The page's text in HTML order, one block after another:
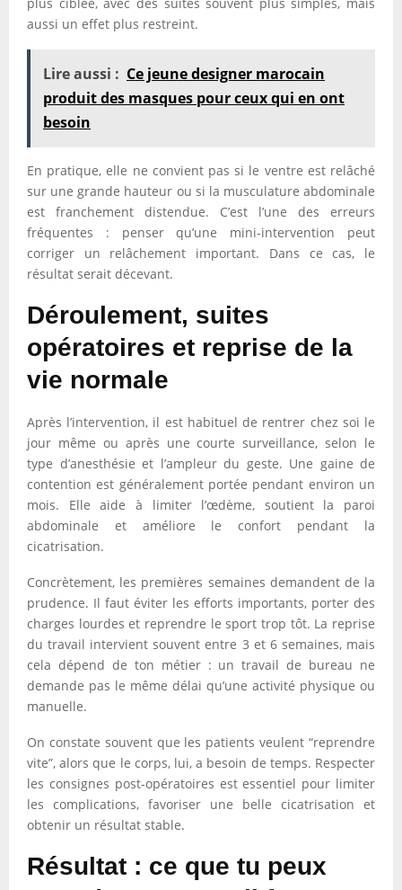
aussi un effet plus restreint.
Lire aussi : Ce jeune designer marocain
produit des masques pour ceux qui en ont
besoin
En pratique, elle ne convient pas si le ventre est relâché
sur une grande hauteur ou si la musculature abdominale
est franchement distendue. C’est l’une des erreurs
fréquentes : penser qu’une mini-intervention peut
corriger un relâchement important. Dans ce cas, le
résultat serait décevant.
Déroulement, suites
opératoires et reprise de la
vie normale
Après l’intervention, il est habituel de rentrer chez soi le
jour même ou après une courte surveillance, selon le
type d’anesthésie et l’ampleur du geste. Une gaine de
contention est généralement portée pendant environ un
mois. Elle aide à limiter l’œdème, soutient la paroi
abdominale et améliore le confort pendant la
cicatrisation.
Concrètement, les premières semaines demandent de la
prudence. Il faut éviter les efforts importants, porter des
charges lourdes et reprendre le sport trop tôt. La reprise
du travail intervient souvent entre 3 et 6 semaines, mais
cela dépend de ton métier : un travail de bureau ne
demande pas le même délai qu’une activité physique ou
manuelle.
On constate souvent que les patients veulent “reprendre
vite”, alors que le corps, lui, a besoin de temps. Respecter
les consignes post-opératoires est essentiel pour limiter
les complications, favoriser une belle cicatrisation et
obtenir un résultat stable.
Résultat : ce que tu peux